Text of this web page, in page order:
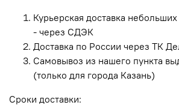
Курьерская доставка
- через СДЭК
Доставка по России через ТК
Самовывоз из нашего пункта
(только для города Казань)
Сроки доставки: